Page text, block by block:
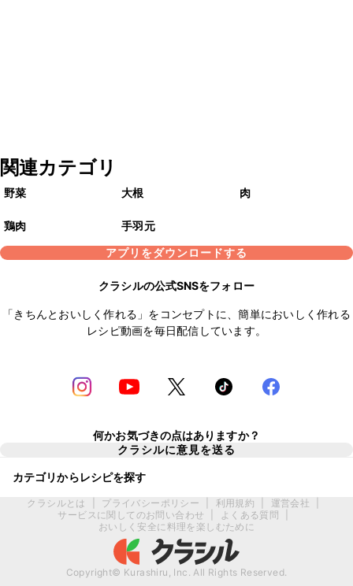
関連カテゴリ
野菜 大根 肉
鶏肉
手羽元
アプリをダウンロードする
クラシルの公式SNSをフォロー
「きちんとおいしく作れる」をコンセプトに、簡単においしく作れる
レシピ動画を毎日配信しています。
何かお気づきの点はありますか？
クラシルに意見を送る
カテゴリからレシピを探す
クラシルとは プライバシーポリシー 利用規約 運営会社
サービスに関してのお問い合わせ
よくある質問
おいしく安全に料理を楽しむために
Copyright© Kurashiru, Inc. All Rights Reserved.